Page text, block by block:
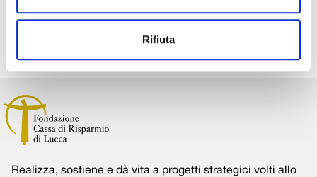
Rifiuta
Realizza, sostiene e dà vita a progetti strategici volti allo